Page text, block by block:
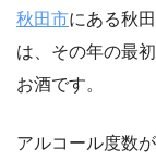
秋田市にある秋
は、その年の最
お酒です。
アルコール度数